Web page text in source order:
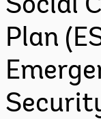
Social
Plan